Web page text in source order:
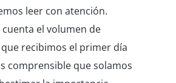
leer con atención.
el volumen de
recibimos el primer día
comprensible que solamos